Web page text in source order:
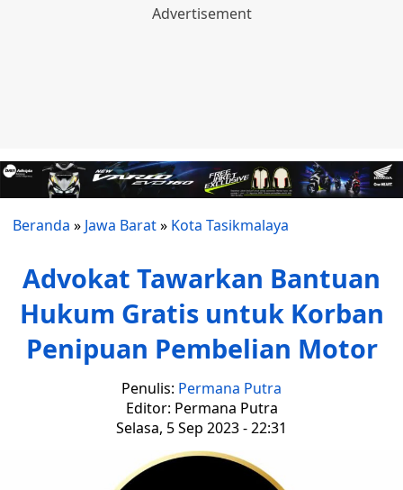
Beranda » Jawa Barat» Kota Tasikmalaya
Advokat Tawarkan Bantuan
Hukum Gratis untuk Korban
Penipuan Pembelian Motor
Penulis: Permana Putra
Editor: Permana Putra
Selasa, 5 Sep 2023 - 22:31